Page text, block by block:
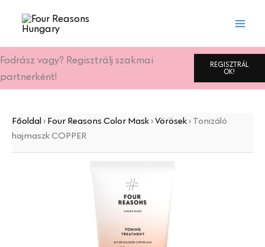
Fodrász vagy? Regisztrálj szakmai
partnerként!
REGISZTRÁL
OK!
Főoldal › Four Reasons Color Mask›Vörösek› Tonizáló
hajmaszk COPPER